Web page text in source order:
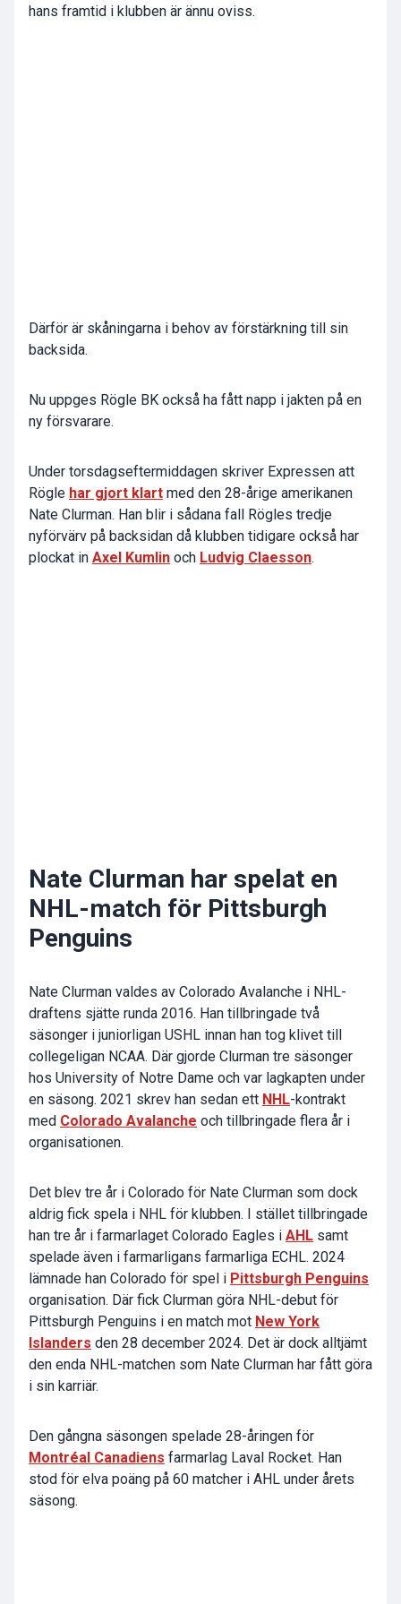
hans framtid i klubben är ännu oviss.
Därför är skåningarna i behov av förstärkning till sin
backsida.
Nu uppges Rögle BK också ha fått napp i jakten på en
ny försvarare.
Under torsdagseftermiddagen skriver Expressen att
Rögle har gjort klart med den 28-årige amerikanen
Nate Clurman. Han blir i sådana fall Rögles tredje
nyförvärv på backsidan då klubben tidigare också har
plockat in Axel Kumlin och Ludvig Claesson.
Nate Clurman har spelat en
NHL-match för Pittsburgh
Penguins
Nate Clurman valdes av Colorado Avalanche i NHL-
draftens sjätte runda 2016. Han tillbringade två
säsonger i juniorligan USHL innan han tog klivet till
collegeligan NCAA. Där gjorde Clurman tre säsonger
hos University of Notre Dame och var lagkapten under
en säsong. 2021 skrev han sedan ett NHL-kontrakt
med Colorado Avalanche och tillbringade flera år i
organisationen.
Det blev tre år i Colorado för Nate Clurman som dock
aldrig fick spela i NHL för klubben. I stället tillbringade
han tre år i farmarlaget Colorado Eagles i AHL samt
spelade även i farmarligans farmarliga ECHL. 2024
lämnade han Colorado för spel i Pittsburgh Penguins
organisation. Där fick Clurman göra NHL-debut för
Pittsburgh Penguins i en match mot New York
Islanders den 28 december 2024. Det är dock alltjämt
den enda NHL-matchen som Nate Clurman har fått göra
i sin karriär.
Den gångna säsongen spelade 28-åringen för
Montréal Canadiens farmarlag Laval Rocket. Han
stod för elva poäng på 60 matcher i AHL under årets
säsong.